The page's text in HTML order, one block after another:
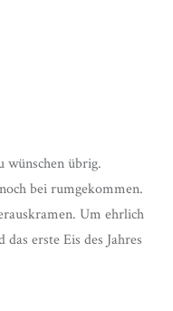
wünschen übrig.
bei rumgekommen.
Um ehrlich
erste Eis des Jahres